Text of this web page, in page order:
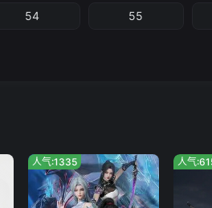
54 55
人气:1335 人气